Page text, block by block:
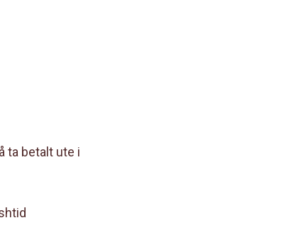
ta betalt ute i